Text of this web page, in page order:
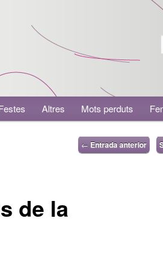
Altres Mots perduts
← Entrada anterior
de la